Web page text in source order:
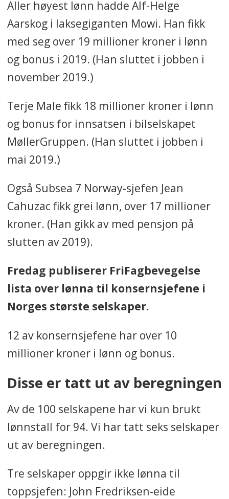
Aller høyest lønn hadde Alf-Helge
Aarskog i laksegiganten Mowi. Han fikk
med seg over 19 millioner kroner i lønn
og bonus i 2019. (Han sluttet i jobben i
november 2019.)
Terje Male fikk 18 millioner kroner i lønn
og bonus for innsatsen i bilselskapet
MøllerGruppen. (Han sluttet i jobben i
mai 2019.)
Også Subsea 7 Norway-sjefen Jean
Cahuzac fikk grei lønn, over 17 millioner
kroner. (Han gikk av med pensjon på
slutten av 2019).
Fredag publiserer FriFagbevegelse
lista over lønna til konsernsjefene i
Norges største selskaper.
12 av konsernsjefene har over 10
millioner kroner i lønn og bonus.
Disse er tatt ut av beregningen
Av de 100 selskapene har vi kun brukt
lønnstall for 94. Vi har tatt seks selskaper
ut av beregningen.
Tre selskaper oppgir ikke lønna til
toppsjefen: John Fredriksen-eide